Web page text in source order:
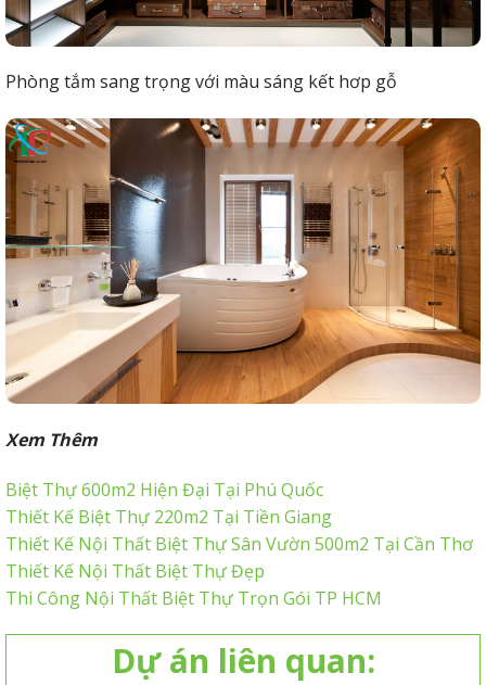
Phòng tắm sang trọng với màu sáng kết hơp gỗ
Xem Thêm
Biệt Thự 600m2 Hiện Đại Tại Phú Quốc
Thiết Kế Biệt Thự 220m2 Tại Tiền Giang
Thiết Kế Nội Thất Biệt Thự Sân Vườn 500m2 Tại Cần Thơ
Thiết Kế Nội Thất Biệt Thự Đẹp
Thi Công Nội Thất Biệt Thự Trọn Gói TP HCM
Dự án liên quan: